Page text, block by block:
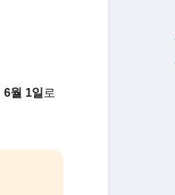
6월 1일 로